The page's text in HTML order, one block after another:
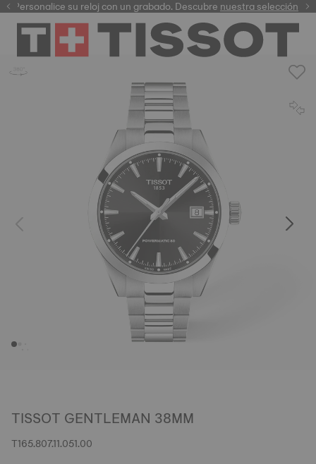
Personalice su reloj con un grabado. Descubrenuestra selección
garantía digital
TISSOT GENTLEMAN 38MM
T165.807.11.051.00